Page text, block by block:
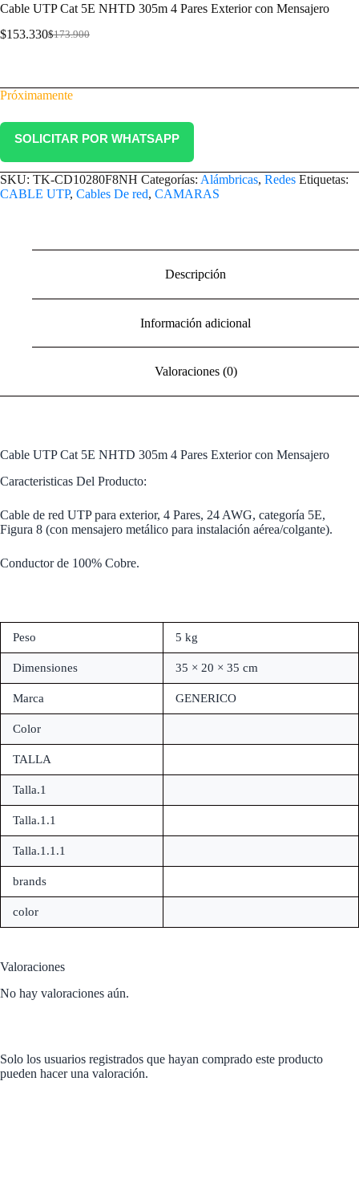
Cable UTP Cat 5E NHTD 305m 4 Pares Exterior con Mensajero
$173.900
$153.330
Próximamente
SOLICITAR POR WHATSAPP
SKU: TK-CD10280F8NH Categorías: Alámbricas, Redes Etiquetas:
CABLE UTP, Cables De red, CAMARAS
Descripción
Información adicional
Valoraciones (0)
Cable UTP Cat 5E NHTD 305m 4 Pares Exterior con Mensajero
Caracteristicas Del Producto:
Cable de red UTP para exterior, 4 Pares, 24 AWG, categoría 5E,
Figura 8 (con mensajero metálico para instalación aérea/colgante).
Conductor de 100% Cobre.
Peso 5 kg
Dimensiones 35 × 20 × 35 cm
Marca GENERICO
Color
TALLA
Talla.1
Talla.1.1
Talla.1.1.1
brands
color
Valoraciones
No hay valoraciones aún.
Solo los usuarios registrados que hayan comprado este producto
pueden hacer una valoración.